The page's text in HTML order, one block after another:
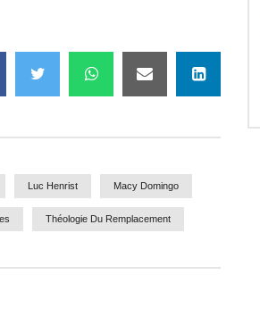
Luc Henrist Macy Domingo
Théologie Du Remplacement